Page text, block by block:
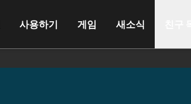
사용하기 게임 새소식